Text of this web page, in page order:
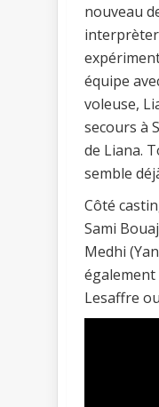
nouveau
équipe
voleuse,
secours à
de Liana.
semble
Côté
Sami
Medhi
également
Lesaffre